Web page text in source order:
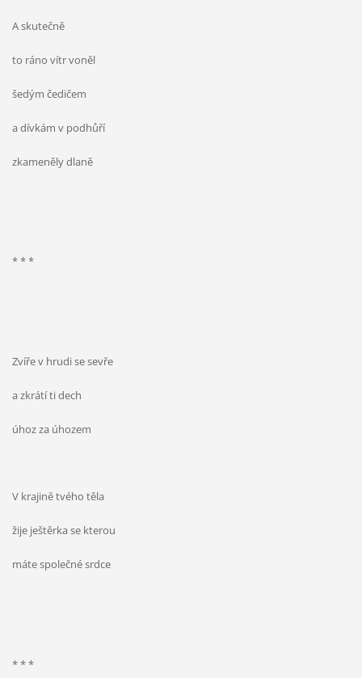
A skutečně
to ráno vítr voněl
šedým čedičem
a dívkám v podhůří
zkameněly dlaně
* * *
Zvíře v hrudi se sevře
a zkrátí ti dech
úhoz za úhozem
V krajině tvého těla
žije ještěrka se kterou
máte společné srdce
* * *